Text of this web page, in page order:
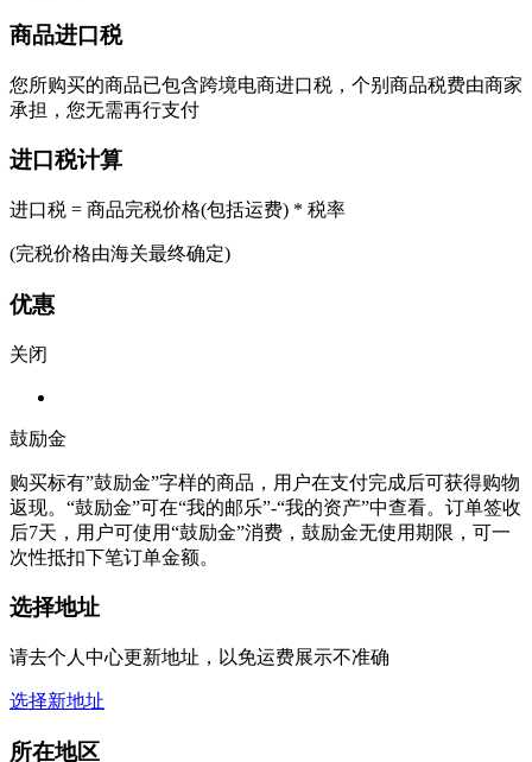
商品进口税
您所购买的商品已包含跨境电商进口税，个别商品税费由商家
承担，您无需再行支付
进口税计算
进口税 = 商品完税价格(包括运费) * 税率
(完税价格由海关最终确定)
优惠
关闭
鼓励金
购买标有”鼓励金”字样的商品，用户在支付完成后可获得购物
返现。“鼓励金”可在“我的邮乐”-“我的资产”中查看。订单签收
后7天，用户可使用“鼓励金”消费，鼓励金无使用期限，可一
次性抵扣下笔订单金额。
选择地址
请去个人中心更新地址，以免运费展示不准确
选择新地址
所在地区